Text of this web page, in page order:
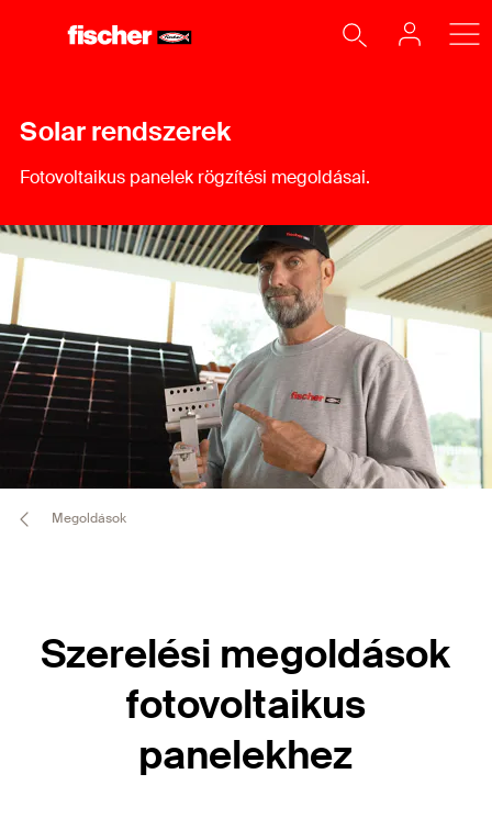
Solar rendszerek
Fotovoltaikus panelek rögzítési megoldásai.
Megoldások
Szerelési megoldások
fotovoltaikus
panelekhez